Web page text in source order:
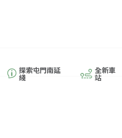
探索屯門南延
綫
全新車
站